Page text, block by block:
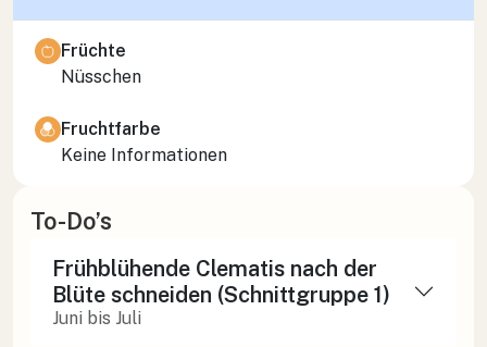
Früchte
Nüsschen
Fruchtfarbe
Keine Informationen
To-Do’s
Frühblühende Clematis nach der
Blüte schneiden (Schnittgruppe 1)
Juni bis Juli